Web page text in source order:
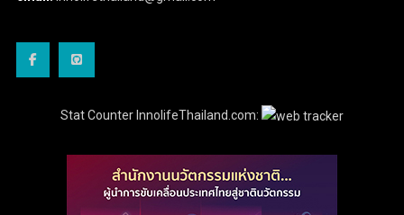
Stat Counter InnolifeThailand.com: